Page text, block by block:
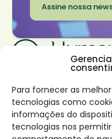
Para fornecer as
tecnologias como
informações do
tecnologias nos
Assine nossa
Sobre nós
Impacto
Canal de denúncia e
Política